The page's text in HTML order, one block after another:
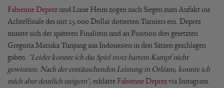
Fabienne Deprezund Luise Heim zogen nach Siegen zum Aufakt ins
Achtelfinale des mit 25.000 Dollar dotierten Turniers ein. Deprez
musste sich der späteren Finalistin und an Position drei gesetzten
Gregoria Mariska Tunjung aus Indonesien in drei Sätzen geschlagen
gaben.
"Leider konnte ich das Spiel trotz hartem Kampf nicht
gewinnen. Nach der enttäuschenden Leistung in Orléans, konnte ich
mich aber deutlich steigern", erklärte Fabienne Deprezvia Instagram.